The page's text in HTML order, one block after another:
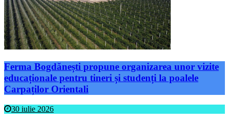
Ferma Bogdănești propune organizarea unor vizite
educaționale pentru tineri și studenți la poalele
Carpaților Orientali
30 iulie 2026